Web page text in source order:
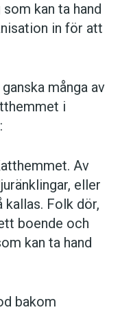
kan ta hand
in för att
många av
i
:
Av
eller
Folk dör,
boende och
kan ta hand
bakom